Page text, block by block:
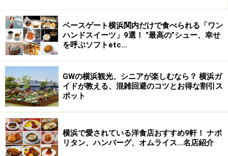
ブするアツアツの点心のほか、「カリュウ」自慢のフレ
ッシュマンゴープリンを含む全16種のメニューを楽しめ
ます。
中国茶はホテルオリジナルブレンドティー“美肌彩茶”を
はじめ、全9種類から好きなものを好きなだけチョイス
OK。最上階からみなとみらいの景色を眺めながら楽しん
で。前日18:00までの事前予約制。
「飲茶アフタヌーンティー」概要
価格：1名 6000円（税、サ料込）※中国茶1種類がチョイ
ベースゲート横浜関内だけで食べられる「ワン
ハンドスイーツ」9選！ “最高の”シュー、幸せ
を呼ぶソフトetc…
GWの横浜観光、シニアが楽しむなら？ 横浜ガ
イドが教える、混雑回避のコツとお得な割引ス
ポット
横浜で愛されている洋食店おすすめ9軒！ ナポ
リタン、ハンバーグ、オムライス…名店紹介